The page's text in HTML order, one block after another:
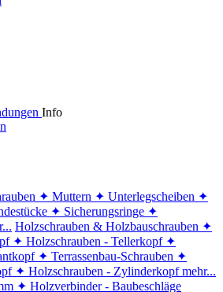
Info
✦ Muttern ✦ Unterlegscheiben ✦
✦ Sicherungsringe ✦
Holzschrauben & Holzbauschrauben ✦
✦ Holzschrauben - Tellerkopf ✦
✦ Terrassenbau-Schrauben ✦
✦ Holzschrauben - Zylinderkopf mehr...
✦ Holzverbinder - Baubeschläge